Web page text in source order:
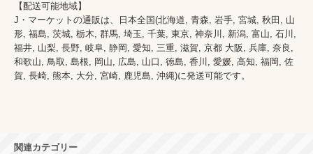
【配送可能地域】
J・マーケットの通販は、日本全国(北海道, 青森, 岩手, 宮城, 秋田, 山
形, 福島, 茨城, 栃木, 群馬, 埼玉, 千葉, 東京, 神奈川, 新潟, 富山, 石川,
福井, 山梨, 長野, 岐阜, 静岡, 愛知, 三重, 滋賀, 京都 大阪, 兵庫, 奈良,
和歌山, 鳥取, 島根, 岡山, 広島, 山口, 徳島, 香川, 愛媛, 高知, 福岡, 佐
賀, 長崎, 熊本, 大分, 宮崎, 鹿児島, 沖縄)に発送可能です。
関連カテゴリー